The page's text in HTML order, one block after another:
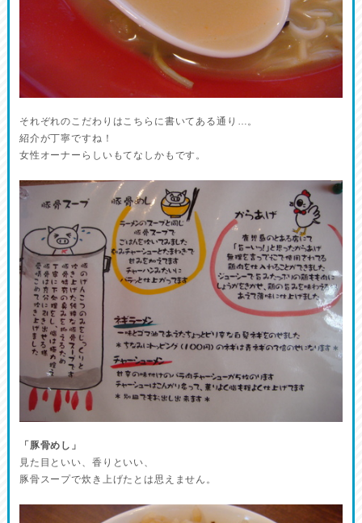
それぞれのこだわりはこちらに書いてある通り…。
紹介が丁寧ですね！
女性オーナーらしいもてなしかもです。
「豚骨めし」
見た目といい、香りといい、
豚骨スープで炊き上げたとは思えません。